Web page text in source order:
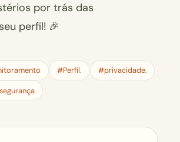
por trás das
perfil! 🎉
#Perfil. #privacidade.